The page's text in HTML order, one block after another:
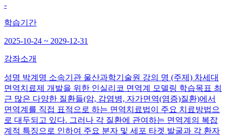
-
학습기간
2025-10-24 ~ 2029-12-31
강좌소개
성명 박계명 소속기관 울산과학기술원 강의 명 (주제) 차세대
면역치료제 개발을 위한 인실리코 면역계 모델링 학습목표 최
근 많은 다양한 질환들(암, 감염병, 자가면역(염증)질환)에서
면역계를 직접 표적으로 하는 면역치료법이 주요 치료방법으
로 대두되고 있다. 그러나 각 질환에 관여하는 면역계의 복잡
계적 특징으로 인하여 주요 분자 및 세포 타겟 발굴과 각 환자